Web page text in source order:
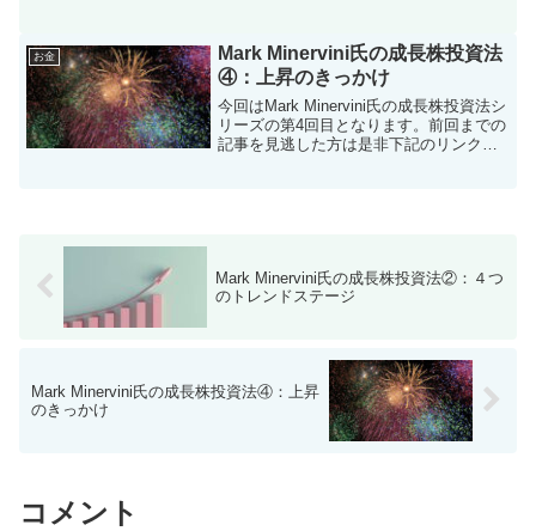
近ではどこのお店にも在庫があり、普通
に購入できるようになって...
お金
Mark Minervini氏の成長株投資法
④：上昇のきっかけ
今回はMark Minervini氏の成長株投資法シ
リーズの第4回目となります。前回までの
記事を見逃した方は是非下記のリンクか
Mark Minervini氏の成長株投資法②：４つ
のトレンドステージ
Mark Minervini氏の成長株投資法④：上昇
のきっかけ
コメント